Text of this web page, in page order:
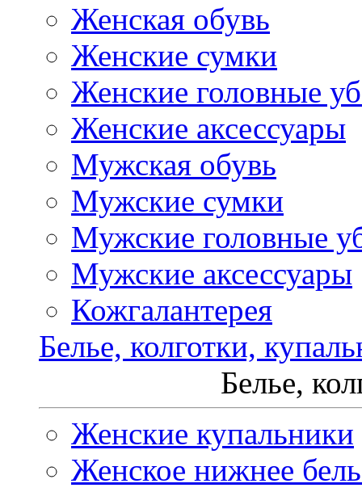
Женская обувь
Женские сумки
Женские головные
Женские аксессуары
Мужская обувь
Мужские сумки
Мужские головные
Мужские аксессуары
Кожгалантерея
Белье, колготки,
Белье,
Женские купальники
Женское нижнее